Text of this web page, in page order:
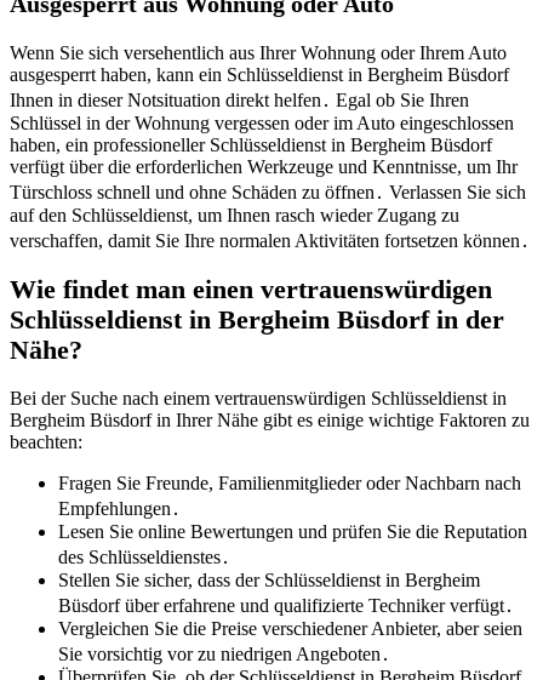
Wenn Sie sich versehentlich aus Ihrer Wohnung oder Ihrem Auto
ausgesperrt haben, kann ein Schlüsseldienst in Bergheim Büsdorf
Ihnen in dieser Notsituation direkt helfen․ Egal ob Sie Ihren
Schlüssel in der Wohnung vergessen oder im Auto eingeschlossen
haben, ein professioneller Schlüsseldienst in Bergheim Büsdorf
verfügt über die erforderlichen Werkzeuge und Kenntnisse, um Ihr
Türschloss schnell und ohne Schäden zu öffnen․ Verlassen Sie sich
auf den Schlüsseldienst, um Ihnen rasch wieder Zugang zu
verschaffen, damit Sie Ihre normalen Aktivitäten fortsetzen können․
Wie findet man einen vertrauenswürdigen
Schlüsseldienst in Bergheim Büsdorf in der
Nähe?​
Bei der Suche nach einem vertrauenswürdigen Schlüsseldienst in
Bergheim Büsdorf in Ihrer Nähe gibt es einige wichtige Faktoren zu
beachten:
Fragen Sie Freunde, Familienmitglieder oder Nachbarn nach
Empfehlungen․
Lesen Sie online Bewertungen und prüfen Sie die Reputation
des Schlüsseldienstes․
Stellen Sie sicher, dass der Schlüsseldienst in Bergheim
Büsdorf über erfahrene und qualifizierte Techniker verfügt․
Vergleichen Sie die Preise verschiedener Anbieter, aber seien
Sie vorsichtig vor zu niedrigen Angeboten․